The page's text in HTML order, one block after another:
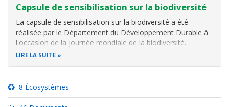
Capsule de sensibilisation sur la biodiversité
La capsule de sensibilisation sur la biodiversité a été
réalisée par le Département du Développement Durable à
l'occasion de la journée mondiale de la biodiversité.
Cette capsule est réalisée en arabe et traduite en langues
amazighe et en français.,
LIRE LA SUITE
8 Écosystèmes